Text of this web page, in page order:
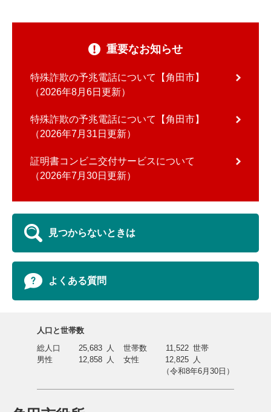
重要なお知らせ
特殊詐欺の予兆電話について【角田市】
2026年8月6日更新
特殊詐欺の予兆電話について【角田市】
2026年7月31日更新
証明書コンビニ交付サービスについて
2026年7月30日更新
見つからないときは
よくある質問
人口と世帯数
総人口
25,683 人 世帯数 11,522 世帯
男性
12,858 人 女性 12,825 人
（令和8年6月30日）